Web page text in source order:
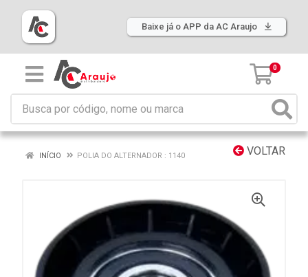
Baixe já o APP da AC Araujo
0
VOLTAR
INÍCIO POLIA DO ALTERNADOR : 1140